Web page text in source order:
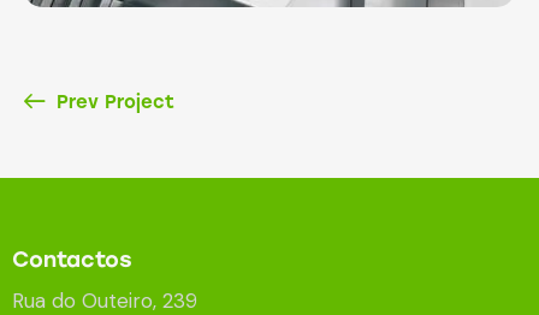
Prev Project
Contactos
Rua do Outeiro, 239